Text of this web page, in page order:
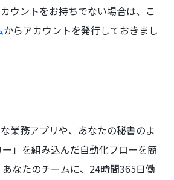
ウントをお持ちでない場合は、こ
からアカウントを発行しておきまし
業務アプリや、あなたの秘書のよ
」を組み込んだ自動化フローを簡
なたのチームに、24時間365日働